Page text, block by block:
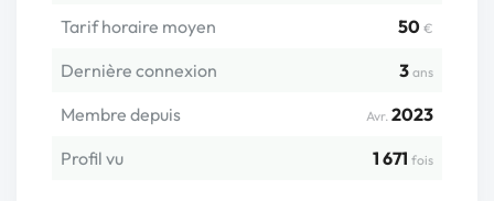
Tarif horaire moyen 50 €
Dernière connexion 3 ans
Membre depuis Avr. 2023
Profil vu
1 671 fois